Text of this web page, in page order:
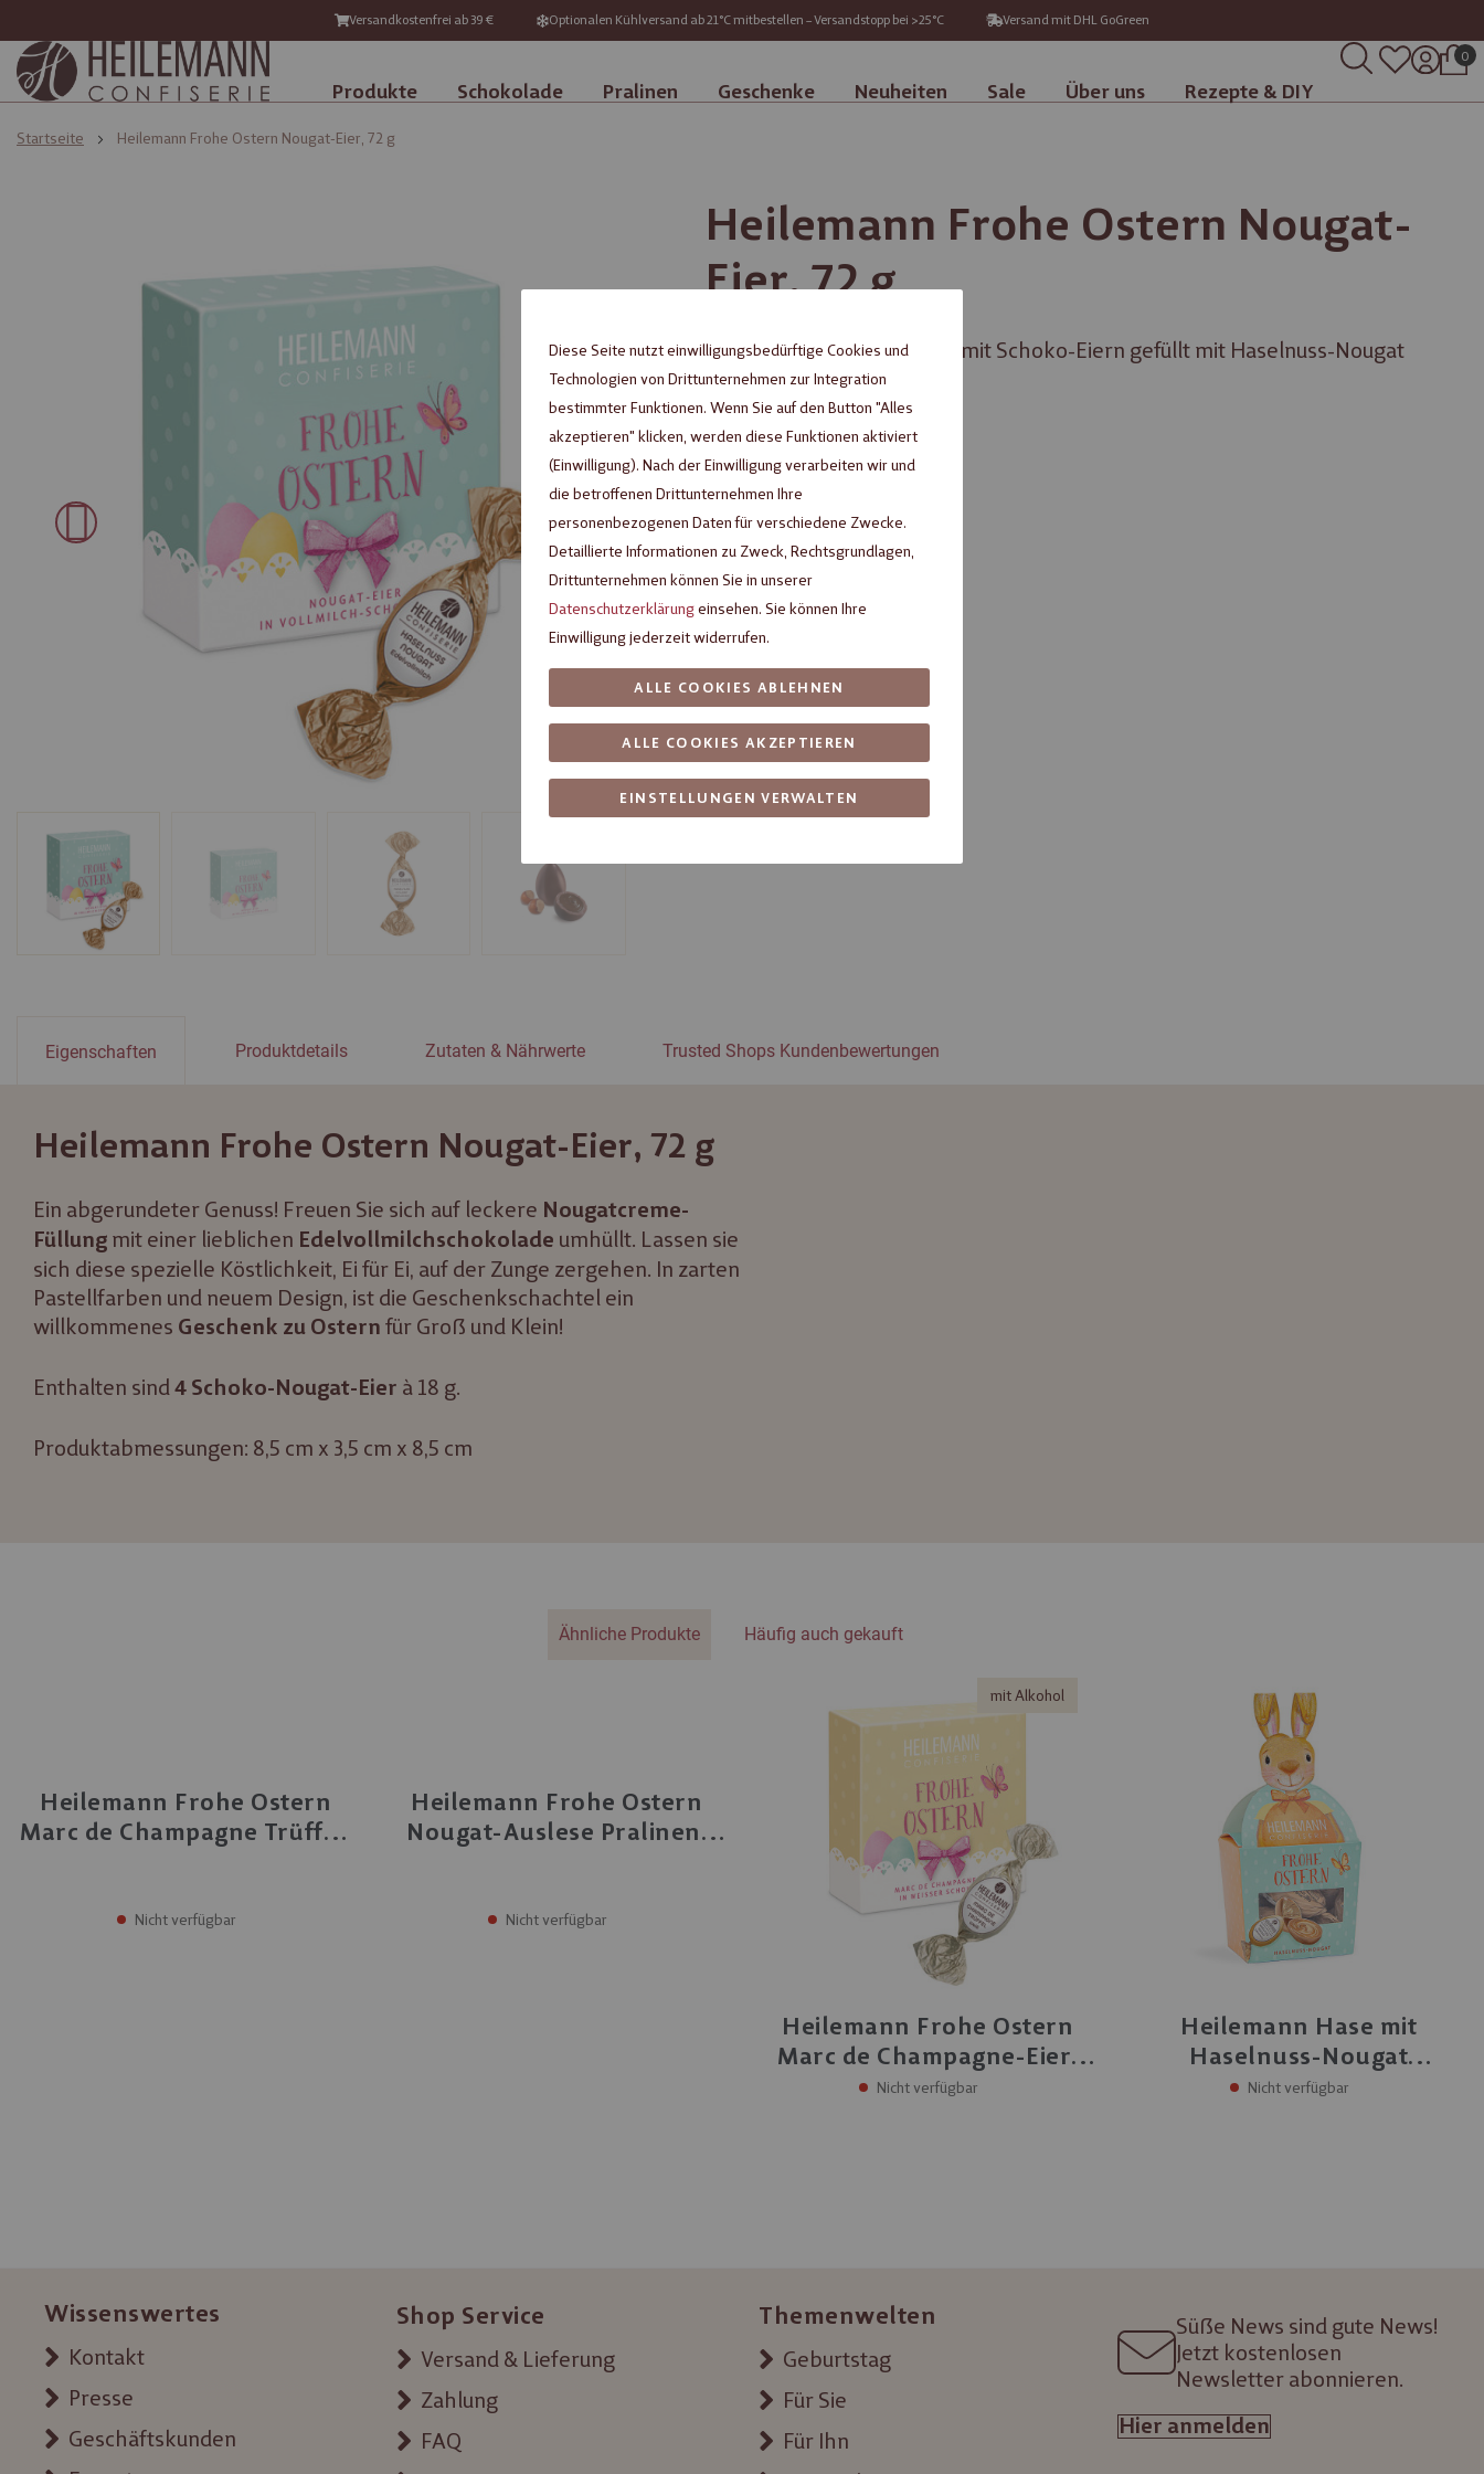
Versandkostenfrei ab 39 € Optionalen Kühlversand ab 21°C mitbestellen – Versandstopp bei >25°C Versand mit DHL GoGreen
Produkte Schokolade Pralinen Geschenke Neuheiten Sale Über uns Rezepte & DIY
0
Startseite Heilemann Frohe Ostern Nougat-Eier, 72 g
Heilemann Frohe Ostern Nougat-
Eier, 72 g
Oster-Geschenkschachtel mit Schoko-Eiern gefüllt mit Haselnuss-Nougat
inkl. MwSt. zzgl.Versandkosten
Nicht verfügbar
Fragen zum Produkt?
Eigenschaften
Heilemann Frohe Ostern Nougat-Eier, 72 g
Ein abgerundeter Genuss! Freuen Sie sich auf leckere Nougatcreme-
Füllung mit einer lieblichen Edelvollmilchschokolade umhüllt. Lassen sie
sich diese spezielle Köstlichkeit, Ei für Ei, auf der Zunge zergehen. In zarten
Pastellfarben und neuem Design, ist die Geschenkschachtel ein
willkommenes Geschenk zu Ostern für Groß und Klein!
Enthalten sind4 Schoko-Nougat-Eier à 18 g.
Produktabmessungen: 8,5 cm x 3,5 cm x 8,5 cm
Produktdetails Zutaten & Nährwerte Trusted Shops Kundenbewertungen
Ähnliche Produkte Häufig auch gekauft
Heilemann Frohe Ostern
Marc de Champagne Trüffel,
Nicht verfügbar
Heilemann Frohe Ostern
Nougat-Auslese Pralinen,
Nicht verfügbar
mit Alkohol
Heilemann Frohe Ostern
Marc de Champagne-Eier,
72 g
Nicht verfügbar
Heilemann Hase mit
Haselnuss-Nougat
Ostereiern, 90 g
Nicht verfügbar
Wissenswertes
Kontakt
Presse
Geschäftskunden
Shop Service
Versand & Lieferung
Zahlung
FAQ
Themenwelten
Geburtstag
Für Sie
Für Ihn
Süße News sind gute News!
Jetzt kostenlosen
Newsletter abonnieren.
Hier anmelden
Diese Seite nutzt einwilligungsbedürftige Cookies und
Technologien von Drittunternehmen zur Integration
bestimmter Funktionen. Wenn Sie auf den Button "Alles
akzeptieren" klicken, werden diese Funktionen aktiviert
(Einwilligung). Nach der Einwilligung verarbeiten wir und
die betroffenen Drittunternehmen Ihre
personenbezogenen Daten für verschiedene Zwecke.
Detaillierte Informationen zu Zweck, Rechtsgrundlagen,
Drittunternehmen können Sie in unserer
Datenschutzerklärungeinsehen. Sie können Ihre
Einwilligung jederzeit widerrufen.
EINSTELLUNGEN VERWALTEN
ALLE COOKIES AKZEPTIEREN
ALLE COOKIES ABLEHNEN